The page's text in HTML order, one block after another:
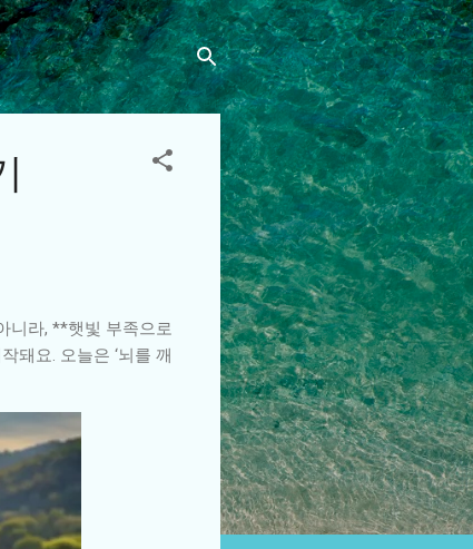
니라, **햇빛 부족으로
돼요. 오늘은 ‘뇌를 깨